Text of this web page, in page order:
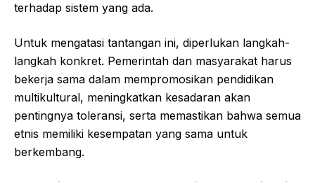
terhadap sistem yang ada.
Untuk mengatasi tantangan ini, diperlukan langkah-
langkah konkret. Pemerintah dan masyarakat harus
bekerja sama dalam mempromosikan pendidikan
multikultural, meningkatkan kesadaran akan
pentingnya toleransi, serta memastikan bahwa semua
etnis memiliki kesempatan yang sama untuk
berkembang.